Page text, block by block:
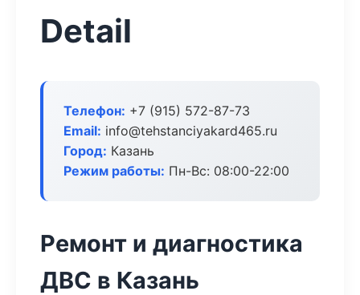
Detail
Телефон: +7 (915) 572-87-73
Email: info@tehstanciyakard465.ru
Город: Казань
Режим работы: Пн-Вс: 08:00-22:00
Ремонт и диагностика
ДВС в Казань